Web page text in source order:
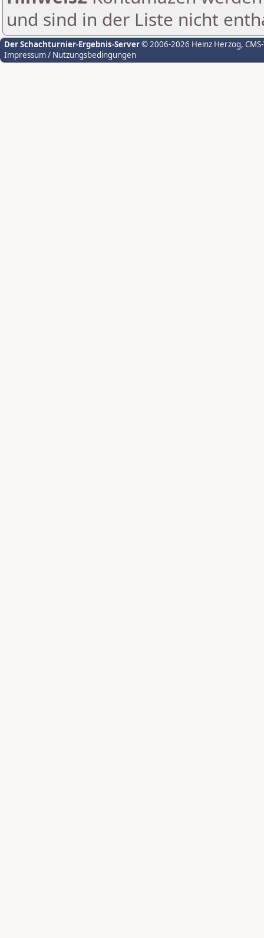
und sind in der Liste nicht
Der Schachturnier-Ergebnis-Server© 2006-2026 Heinz Herzog,
Impressum / Nutzungsbedingungen